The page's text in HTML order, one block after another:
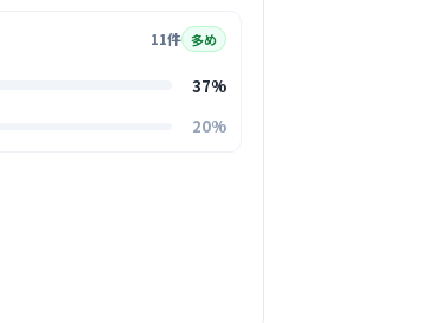
気になる
11件 多め
37%
20%